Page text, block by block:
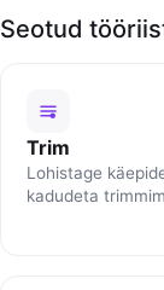
Seotud
Trim
Lohistage
kadudeta